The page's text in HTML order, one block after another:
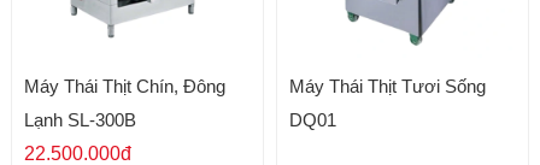
Máy Thái Thịt Chín, Đông
Lạnh SL-300B
22.500.000đ
Máy Thái Thịt Tươi Sống
DQ01